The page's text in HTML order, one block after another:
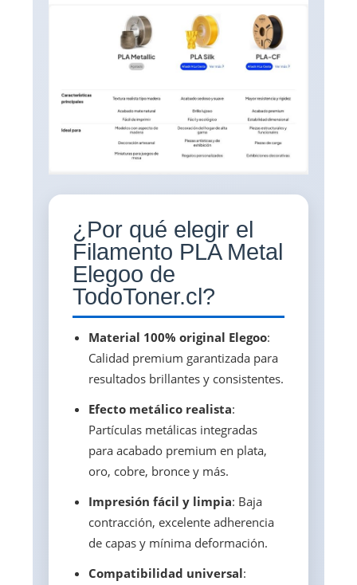
¿Por qué elegir el
Filamento PLA Metal
Elegoo de
TodoToner.cl?
Material 100% original Elegoo:
Calidad premium garantizada para
resultados brillantes y consistentes.
Efecto metálico realista:
Partículas metálicas integradas
para acabado premium en plata,
oro, cobre, bronce y más.
Impresión fácil y limpia: Baja
contracción, excelente adherencia
de capas y mínima deformación.
Compatibilidad universal: